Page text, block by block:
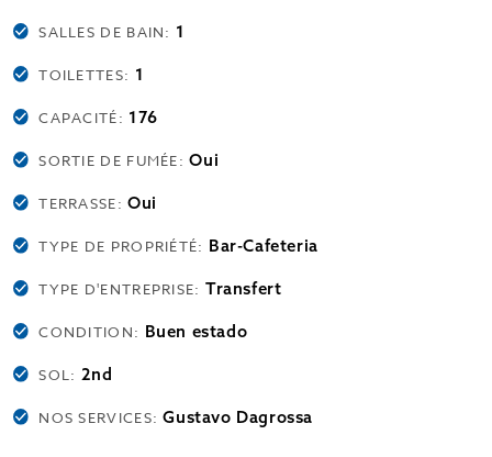
SALLES DE BAIN: 1
TOILETTES: 1
CAPACITÉ: 176
SORTIE DE FUMÉE:Oui
TERRASSE:Oui
TYPE DE PROPRIÉTÉ: Bar-Cafeteria
TYPE D'ENTREPRISE: Transfert
CONDITION: Buen estado
SOL: 2nd
NOS SERVICES:Gustavo Dagrossa